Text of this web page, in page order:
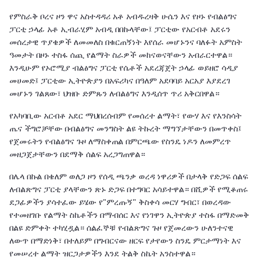
የምስራቅ ቦረና ዞን ዋና አስተዳዳሪ አቶ አብዱረዛቅ ሁሴን እና የዞኑ የብልፅግና
ፓርቲ ኃላፊ አቶ ኢብራሂም አብዲ በበኩላቸው፤ ፓርቲው የአርብቶ አደሩን
መሰረታዊ ጥያቄዎች ለመመለስ በቁርጠኝነት እየሰራ መሆኑንና ባለፉት አምስት
ዓመታት በዞኑ ተስፋ ሰጪ የልማት ስራዎች መከናወናቸውን አብራርተዋል።
እንዲሁም የኦሮሚያ ብልፅግና ፓርቲ የሴቶች አደረጃጀት ኃላፊ ወይዘሮ ሳዲያ
መሀመድ፤ ፓርቲው ኢትዮጵያን በአፍሪካና በዓለም አደባባይ አርአያ እያደረገ
መሆኑን ገልጸው፣ ህዝቡ ድምጹን ለብልፅግና እንዲሰጥ ጥሪ አቅርበዋል።
የአካባቢው አርብቶ አደር ማህበረሰብም የመሰረተ ልማት፣ የውሃ እና የእንስሳት
ጤና ችግሮቻቸው በብልፅግና መንግስት ልዩ ትኩረት ማግኘታቸውን በመጥቀስ፤
የጀመሩትን የብልፅግና ጉዞ ለማስቀጠል በምርጫው የስንዴ ነዶን ለመምረጥ
መዘጋጀታቸውን በደማቅ ሰልፍ አረጋግጠዋል።
በሌላ በኩል በቄለም ወለጋ ዞን የሰዲ ጫንቃ ወረዳ ነዋሪዎች በታላቅ የድጋፍ ሰልፍ
ለብልጽግና ፓርቲ ያላቸውን ጽኑ ድጋፍ በተግባር አሳይተዋል። በሺዎች የሚቆጠሩ
ደጋፊዎችን ያሳተፈው ይሄው የ"ምረጡኝ" ቅስቀሳ መርሃ ግብር፣ በወረዳው
የተመዘገቡ የልማት ስኬቶችን በማብሰር እና የነገዋን ኢትዮጵያ ተስፋ በማድመቅ
በልዩ ድምቀት ተካሂዷል። ሰልፈኞቹ የብልጽግና ጉዞ የጀመረውን ሁለንተናዊ
ለውጥ በማድነቅ፣ በተለይም በግብርናው ዘርፍ የታየውን ስንዴ ምርታማነት እና
የመሠረተ ልማት ዝርጋታዎችን እንደ ትልቅ ስኬት አንስተዋል።